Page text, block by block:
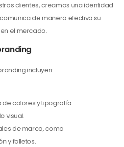
clientes, creamos una identidad
de manera efectiva su
el mercado.
incluyen:
de colores y tipografía
visual.
de marca, como
y folletos.